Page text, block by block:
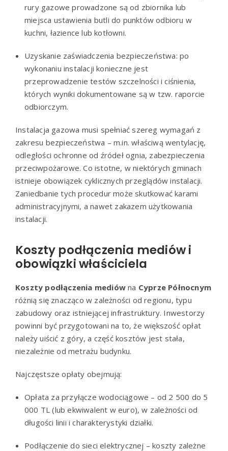
rury gazowe prowadzone są od zbiornika lub
miejsca ustawienia butli do punktów odbioru w
kuchni, łazience lub kotłowni.
Uzyskanie zaświadczenia bezpieczeństwa: po
wykonaniu instalacji konieczne jest
przeprowadzenie testów szczelności i ciśnienia,
których wyniki dokumentowane są w tzw. raporcie
odbiorczym.
Instalacja gazowa musi spełniać szereg wymagań z
zakresu bezpieczeństwa – m.in. właściwą wentylację,
odległości ochronne od źródeł ognia, zabezpieczenia
przeciwpożarowe. Co istotne, w niektórych gminach
istnieje obowiązek cyklicznych przeglądów instalacji.
Zaniedbanie tych procedur może skutkować karami
administracyjnymi, a nawet zakazem użytkowania
instalacji.
Koszty podłączenia mediów i
obowiązki właściciela
Koszty podłączenia mediów na Cyprze Północnym
różnią się znacząco w zależności od regionu, typu
zabudowy oraz istniejącej infrastruktury. Inwestorzy
powinni być przygotowani na to, że większość opłat
należy uiścić z góry, a część kosztów jest stała,
niezależnie od metrażu budynku.
Najczęstsze opłaty obejmują:
Opłata za przyłącze wodociągowe – od 2 500 do 5
000 TL (lub ekwiwalent w euro), w zależności od
długości linii i charakterystyki działki.
Podłączenie do sieci elektrycznej – koszty zależne